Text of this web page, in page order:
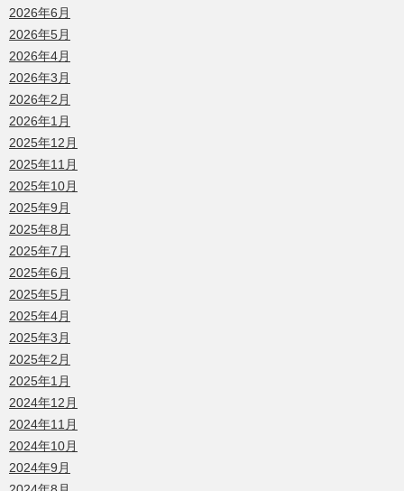
2026年6月
2026年5月
2026年4月
2026年3月
2026年2月
2026年1月
2025年12月
2025年11月
2025年10月
2025年9月
2025年8月
2025年7月
2025年6月
2025年5月
2025年4月
2025年3月
2025年2月
2025年1月
2024年12月
2024年11月
2024年10月
2024年9月